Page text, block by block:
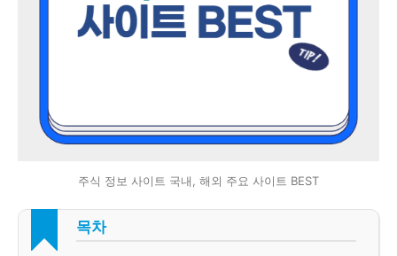
주식 정보 사이트 국내, 해외 주요 사이트 BEST
목차